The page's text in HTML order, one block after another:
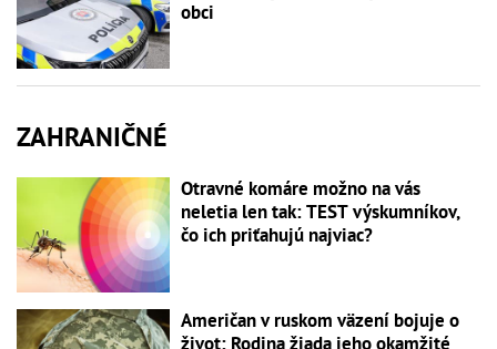
obci
ZAHRANIČNÉ
Otravné komáre možno na vás
neletia len tak: TEST výskumníkov,
čo ich priťahujú najviac?
Američan v ruskom väzení bojuje o
život: Rodina žiada jeho okamžité